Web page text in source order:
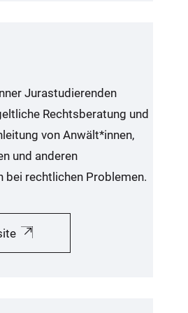
Jurastudierenden
Rechtsberatung und
von Anwält*innen,
und anderen
bei rechtlichen Problemen.